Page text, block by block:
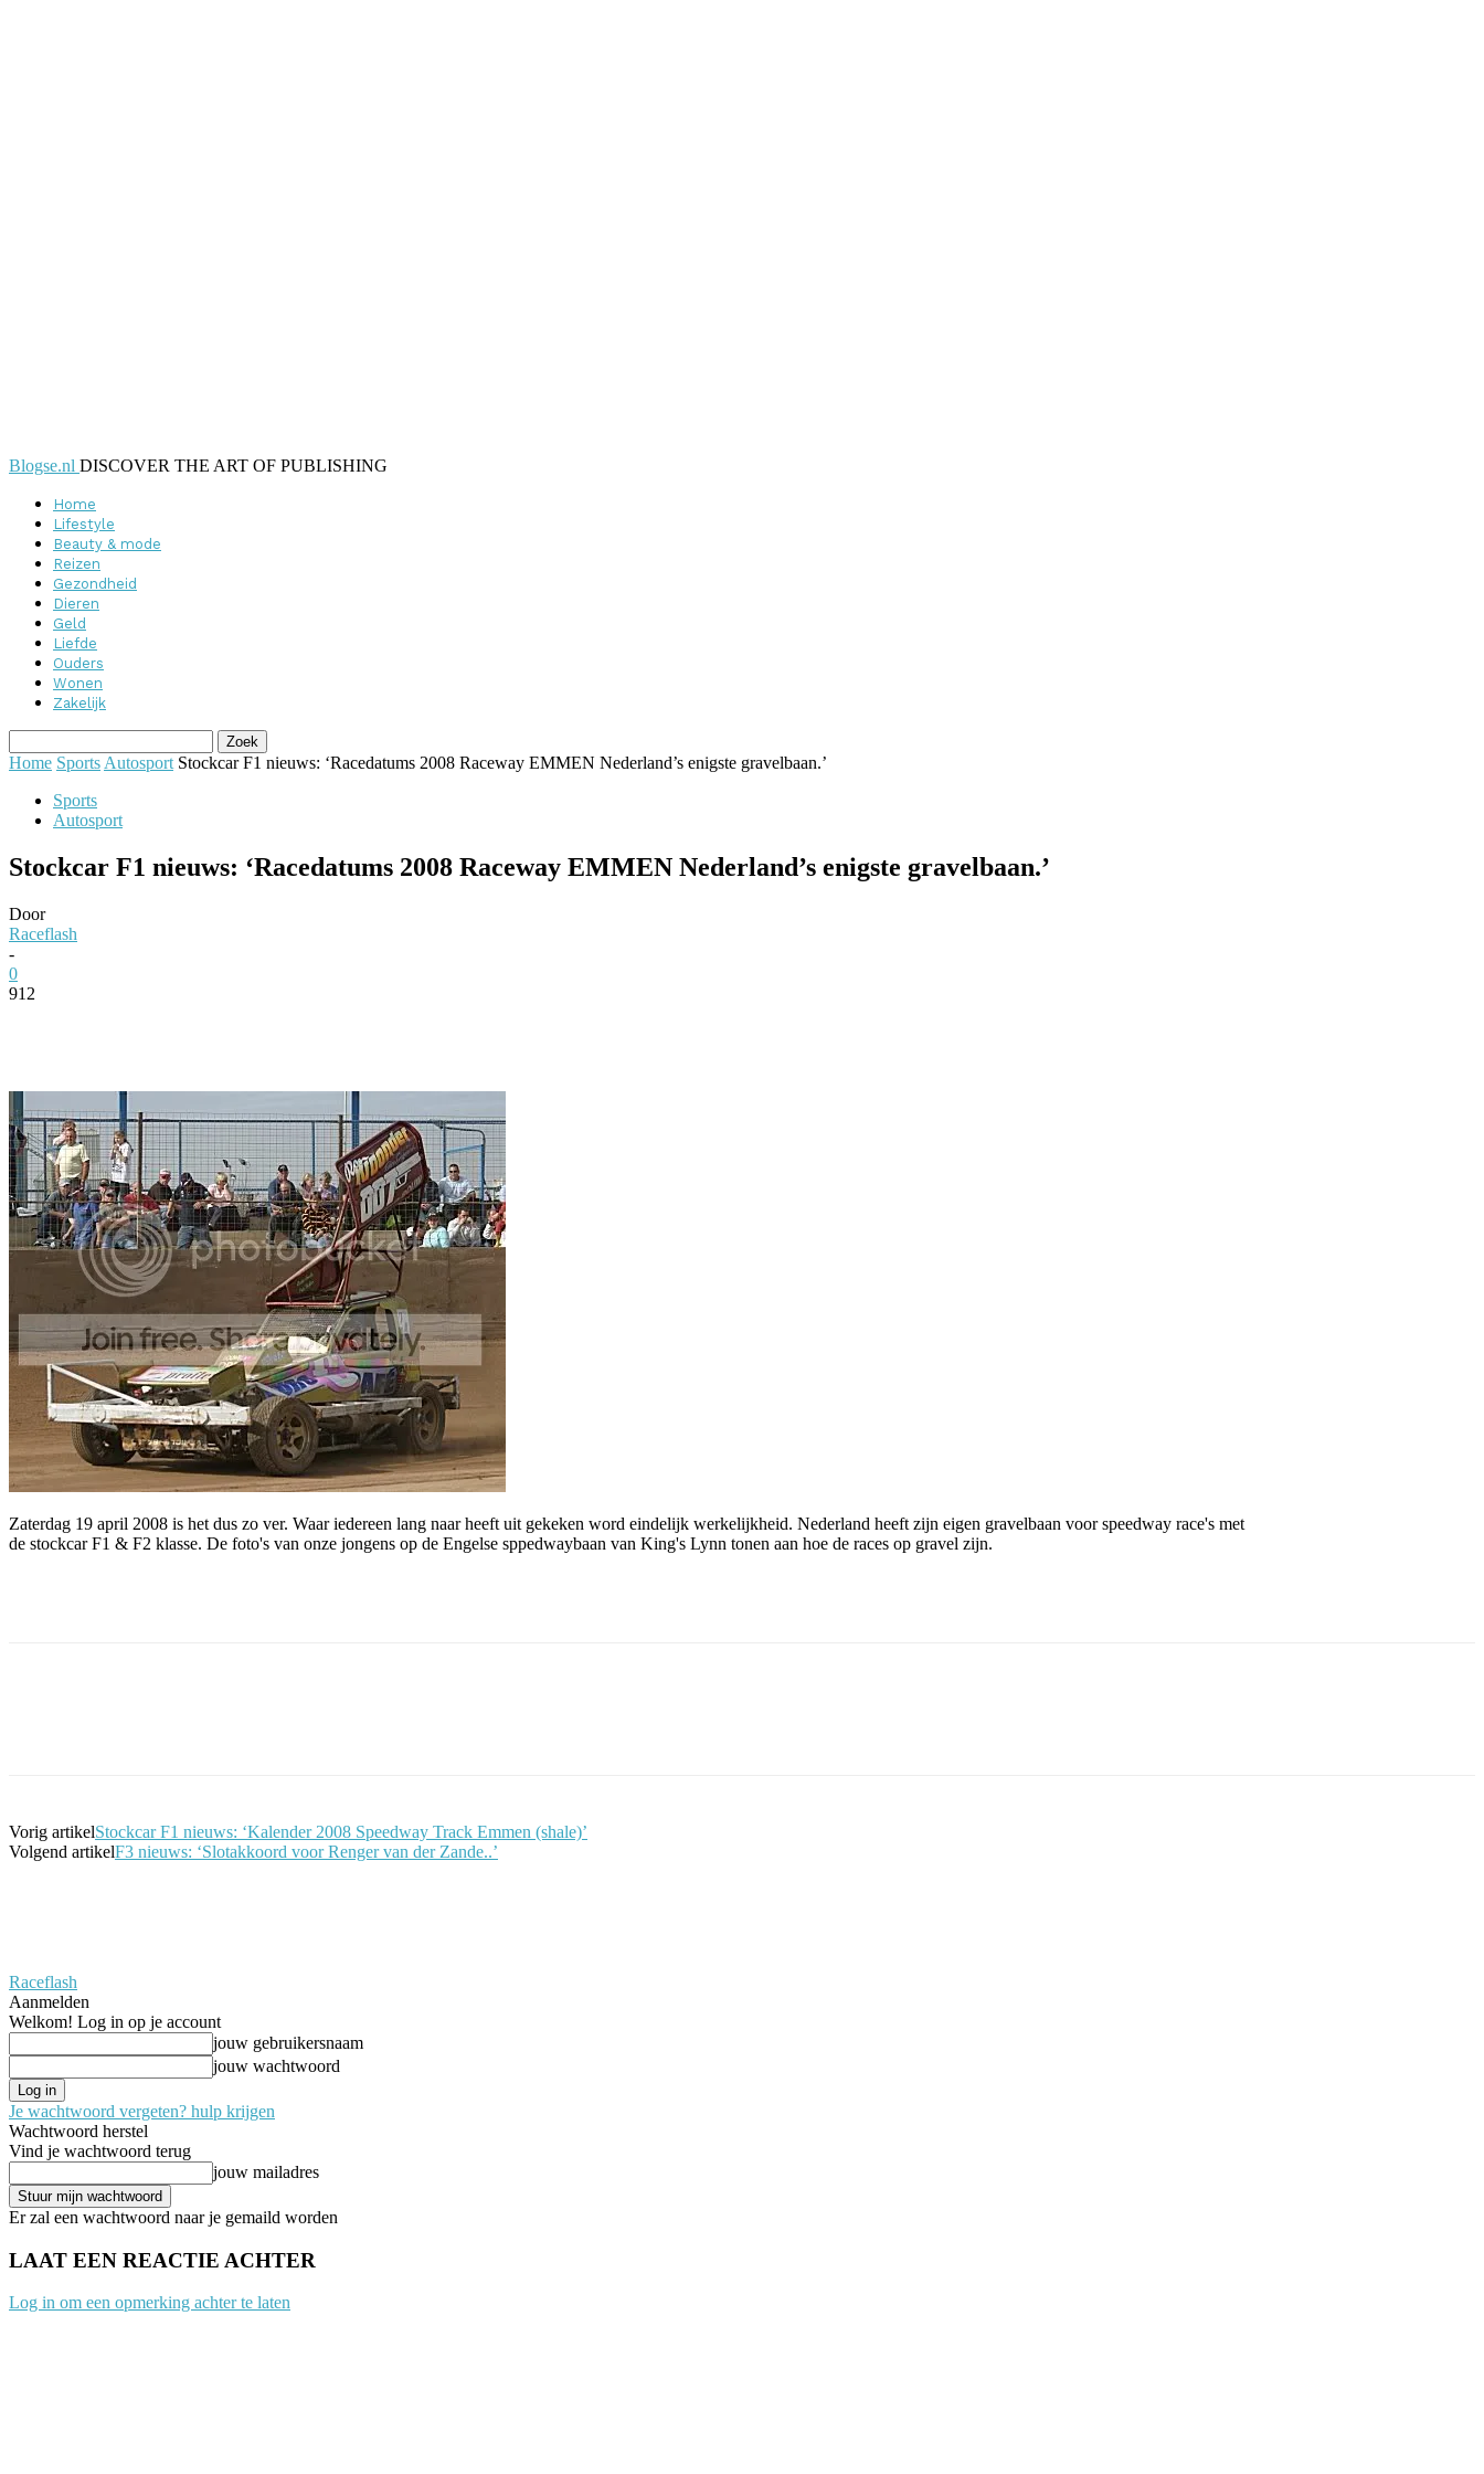
Blogse.nl DISCOVER THE ART OF PUBLISHING
Home
Lifestyle
Beauty & mode
Reizen
Gezondheid
Dieren
Geld
Liefde
Ouders
Wonen
Zakelijk
Home Sports Autosport Stockcar F1 nieuws: ‘Racedatums 2008 Raceway EMMEN Nederland’s enigste gravelbaan.’
Sports
Autosport
Stockcar F1 nieuws: ‘Racedatums 2008 Raceway EMMEN Nederland’s enigste gravelbaan.’
Door
Raceflash
-
0
912
Zaterdag 19 april 2008 is het dus zo ver. Waar iedereen lang naar heeft uit gekeken word eindelijk werkelijkheid. Nederland heeft zijn eigen gravelbaan voor speedway race's met
de stockcar F1 & F2 klasse. De foto's van onze jongens op de Engelse sppedwaybaan van King's Lynn tonen aan hoe de races op gravel zijn.
Vorig artikelStockcar F1 nieuws: ‘Kalender 2008 Speedway Track Emmen (shale)’
Volgend artikelF3 nieuws: ‘Slotakkoord voor Renger van der Zande..’
Raceflash
Aanmelden
Welkom! Log in op je account
jouw gebruikersnaam
jouw wachtwoord
Je wachtwoord vergeten? hulp krijgen
Wachtwoord herstel
Vind je wachtwoord terug
jouw mailadres
Er zal een wachtwoord naar je gemaild worden
LAAT EEN REACTIE ACHTER
Log in om een opmerking achter te laten